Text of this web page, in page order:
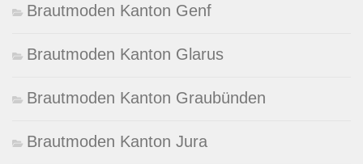
Brautmoden Kanton Genf
Brautmoden Kanton Glarus
Brautmoden Kanton Graubünden
Brautmoden Kanton Jura